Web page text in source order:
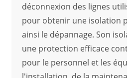
déconnexion des lignes
pour obtenir une isolation
ainsi le dépannage. Son
une protection efficace
pour le personnel et les